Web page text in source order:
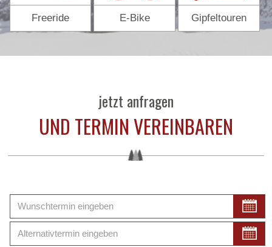
Freeride E-Bike Gipfeltouren
jetzt anfragen
UND TERMIN VEREINBAREN